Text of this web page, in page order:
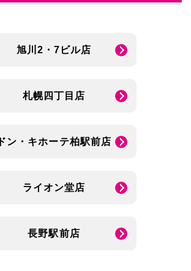
旭川2・7ビル店
札幌四丁目店
ドン・キホーテ柏駅前店
ライオン堂店
長野駅前店